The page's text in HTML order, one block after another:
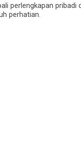
perlengkapan
perhatian.